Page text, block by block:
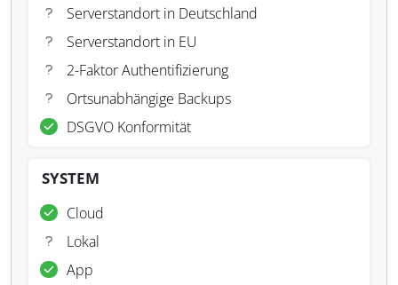
Serverstandort in Deutschland
Serverstandort in EU
2-Faktor Authentifizierung
Ortsunabhängige Backups
DSGVO Konformität
SYSTEM
Cloud
Lokal
App